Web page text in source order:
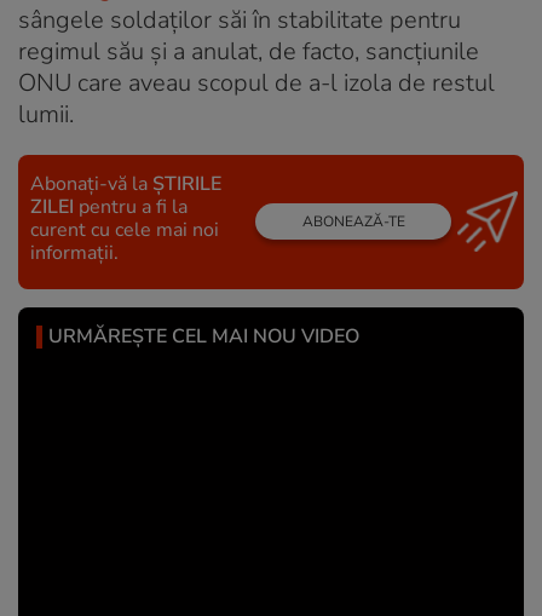
sângele soldaților săi în stabilitate pentru
regimul său și a anulat, de facto, sancțiunile
ONU care aveau scopul de a-l izola de restul
lumii.
Abonați-vă la ȘTIRILE
ZILEI pentru a fi la
curent cu cele mai noi
informații.
ABONEAZĂ-TE
URMĂREȘTE CEL MAI NOU VIDEO